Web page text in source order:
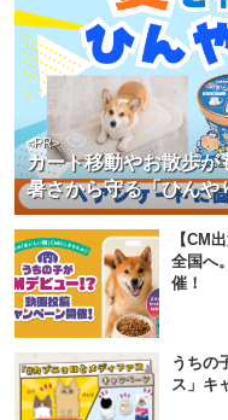
カート移動やお散歩が
暑さから守る「ひんや
<PR>
【CM
全国へ
催！
うちの
ス」キ